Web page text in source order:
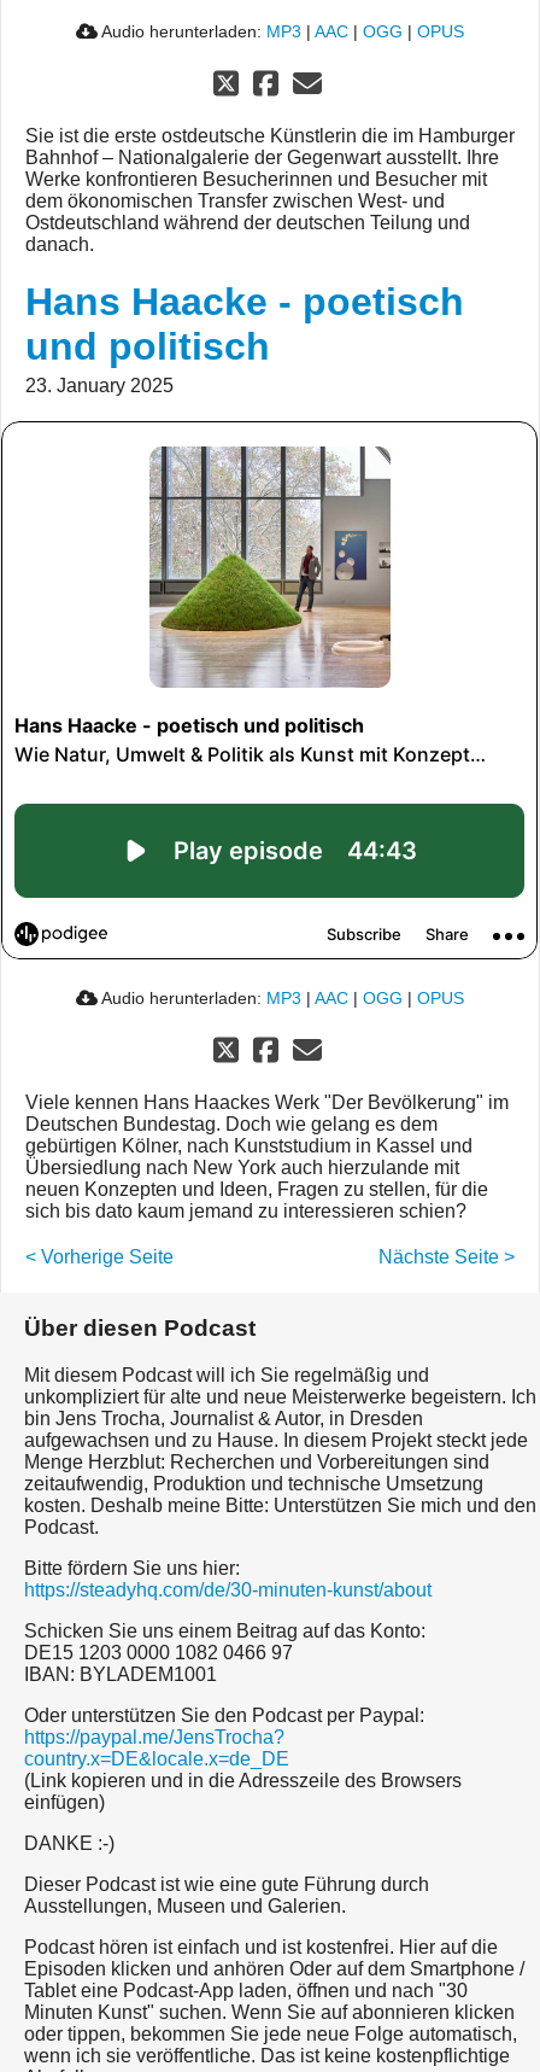
Audio herunterladen: MP3 | AAC | OGG | OPUS
Sie ist die erste ostdeutsche Künstlerin die im Hamburger
Bahnhof – Nationalgalerie der Gegenwart ausstellt. Ihre
Werke konfrontieren Besucherinnen und Besucher mit
dem ökonomischen Transfer zwischen West- und
Ostdeutschland während der deutschen Teilung und
danach.
Hans Haacke - poetisch
und politisch
23. January 2025
Audio herunterladen: MP3 | AAC | OGG | OPUS
Viele kennen Hans Haackes Werk "Der Bevölkerung" im
Deutschen Bundestag. Doch wie gelang es dem
gebürtigen Kölner, nach Kunststudium in Kassel und
Übersiedlung nach New York auch hierzulande mit
neuen Konzepten und Ideen, Fragen zu stellen, für die
sich bis dato kaum jemand zu interessieren schien?
< Vorherige Seite Nächste Seite >
Über diesen Podcast
Mit diesem Podcast will ich Sie regelmäßig und
unkompliziert für alte und neue Meisterwerke begeistern. Ich
bin Jens Trocha, Journalist & Autor, in Dresden
aufgewachsen und zu Hause. In diesem Projekt steckt jede
Menge Herzblut: Recherchen und Vorbereitungen sind
zeitaufwendig, Produktion und technische Umsetzung
kosten. Deshalb meine Bitte: Unterstützen Sie mich und den
Podcast.
Bitte fördern Sie uns hier:
https://steadyhq.com/de/30-minuten-kunst/about
Schicken Sie uns einem Beitrag auf das Konto:
DE15 1203 0000 1082 0466 97
IBAN: BYLADEM1001
Oder unterstützen Sie den Podcast per Paypal:
https://paypal.me/JensTrocha?
country.x=DE&locale.x=de_DE
(Link kopieren und in die Adresszeile des Browsers
einfügen)
DANKE :-)
Dieser Podcast ist wie eine gute Führung durch
Ausstellungen, Museen und Galerien.
Podcast hören ist einfach und ist kostenfrei. Hier auf die
Episoden klicken und anhören Oder auf dem Smartphone /
Tablet eine Podcast-App laden, öffnen und nach "30
Minuten Kunst" suchen. Wenn Sie auf abonnieren klicken
oder tippen, bekommen Sie jede neue Folge automatisch,
wenn ich sie veröffentliche. Das ist keine kostenpflichtige